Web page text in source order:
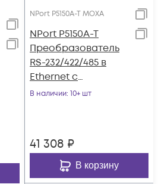
NPort P5150A-T MOXA
NPort P5150A-T
Преобразователь
RS-232/422/485 в
Ethernet с
возможностью
802.3af) с
расширенным
диапазоном
В наличии: 10+ шт
41 308 ₽
В корзину